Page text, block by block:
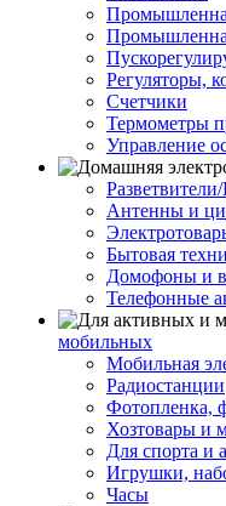
Регуляторы,
Счетчики
Термометры
Управление
Антенны и
Бытовая
Домофоны и
Телефонные
мобильных
Мобильная
Радиостанции
Фотопленка,
Хозтовары и
Для спорта и
Игрушки,
Часы